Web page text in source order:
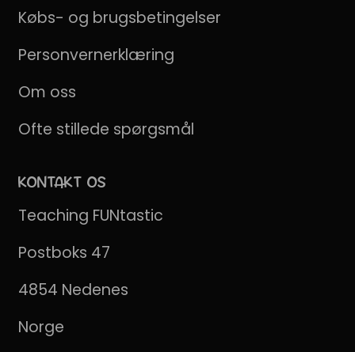
Købs- og brugsbetingelser
Personvernerklæring
Om oss
Ofte stillede spørgsmål
KONTAKT OS
Teaching FUNtastic
Postboks 47
4854 Nedenes
Norge